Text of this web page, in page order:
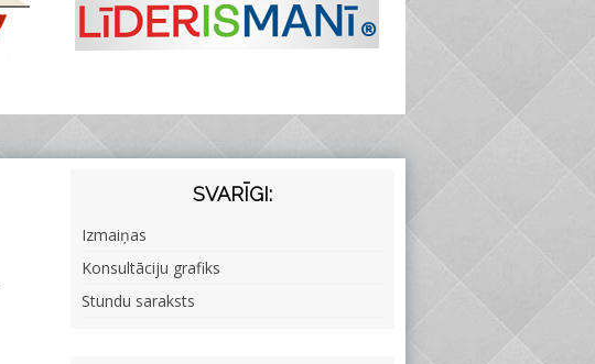
SVARĪGI:
Izmaiņas
Konsultāciju grafiks
Stundu saraksts